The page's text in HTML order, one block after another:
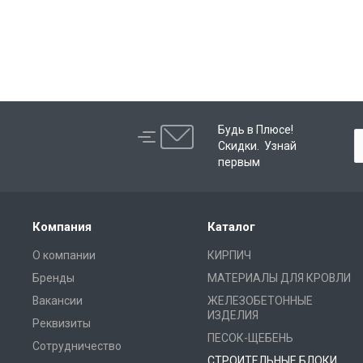
Будь в Плюсе!
Скидки. Узнай
первым
Компания
О компании
Бренды
Вакансии
Реквизиты
Сотрудничество
Каталог
КИРПИЧ
МАТЕРИАЛЫ ДЛЯ КРОВЛИ
ЖЕЛЕЗОБЕТОННЫЕ
ИЗДЕЛИЯ
ПЕСОК-ЩЕБЕНЬ